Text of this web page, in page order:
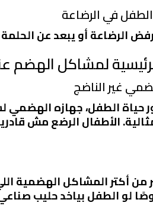
الرضاعة أو يبعد عن
لمشاكل الهضم
حياة الطفل، جهازه
الأطفال الرضع مش
من أكتر المشاكل الهضمية
لو الطفل بياخد حليب